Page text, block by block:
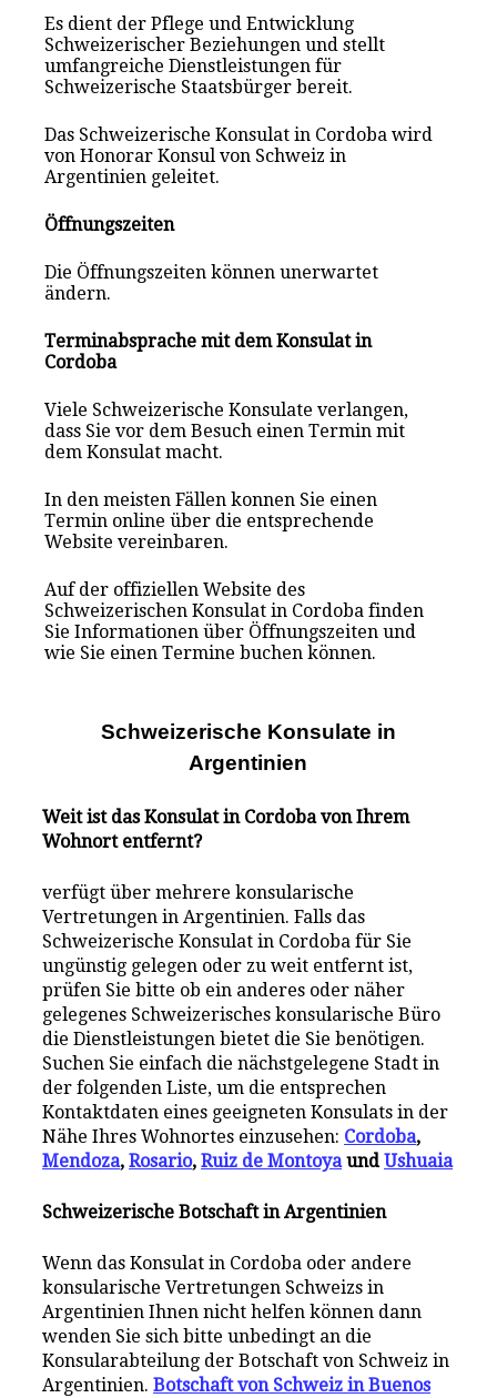
Es dient der Pflege und Entwicklung
Schweizerischer Beziehungen und stellt
umfangreiche Dienstleistungen für
Schweizerische Staatsbürger bereit.
Das Schweizerische Konsulat in Cordoba wird
von Honorar Konsul von Schweiz in
Argentinien geleitet.
Öffnungszeiten
Die Öffnungszeiten können unerwartet
ändern.
Terminabsprache mit dem Konsulat in
Cordoba
Viele Schweizerische Konsulate verlangen,
dass Sie vor dem Besuch einen Termin mit
dem Konsulat macht.
In den meisten Fällen konnen Sie einen
Termin online über die entsprechende
Website vereinbaren.
Auf der offiziellen Website des
Schweizerischen Konsulat in Cordoba finden
Sie Informationen über Öffnungszeiten und
wie Sie einen Termine buchen können.
Schweizerische Konsulate in
Argentinien
Weit ist das Konsulat in Cordoba von Ihrem
Wohnort entfernt?
verfügt über mehrere konsularische
Vertretungen in Argentinien. Falls das
Schweizerische Konsulat in Cordoba für Sie
ungünstig gelegen oder zu weit entfernt ist,
prüfen Sie bitte ob ein anderes oder näher
gelegenes Schweizerisches konsularische Büro
die Dienstleistungen bietet die Sie benötigen.
Suchen Sie einfach die nächstgelegene Stadt in
der folgenden Liste, um die entsprechen
Kontaktdaten eines geeigneten Konsulats in der
Nähe Ihres Wohnortes einzusehen: Cordoba,
Mendoza,Rosario,Ruiz de MontoyaundUshuaia
Schweizerische Botschaft in Argentinien
Wenn das Konsulat in Cordoba oder andere
konsularische Vertretungen Schweizs in
Argentinien Ihnen nicht helfen können dann
wenden Sie sich bitte unbedingt an die
Konsularabteilung der Botschaft von Schweiz in
Argentinien.Botschaft von Schweiz in Buenos